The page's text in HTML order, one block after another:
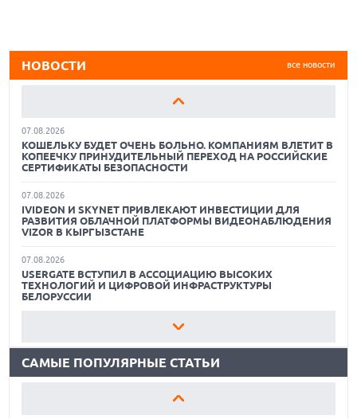
все новости
НОВОСТИ
МИЛЛИАРДОВ
ЛЕГЧЕ И БЫСТРЕЕ: «ИНАЧЕ МЫ НЕ ВЫЖИВЕМ»
07.08.2026
КОШЕЛЬКУ БУДЕТ ОЧЕНЬ БОЛЬНО. КОМПАНИЯМ ВЛЕТИТ В
КОПЕЕЧКУ ПРИНУДИТЕЛЬНЫЙ ПЕРЕХОД НА РОССИЙСКИЕ
СЕРТИФИКАТЫ БЕЗОПАСНОСТИ
07.08.2026
IVIDEON И SKYNET ПРИВЛЕКАЮТ ИНВЕСТИЦИИ ДЛЯ
РАЗВИТИЯ ОБЛАЧНОЙ ПЛАТФОРМЫ ВИДЕОНАБЛЮДЕНИЯ
VIZOR В КЫРГЫЗСТАНЕ
07.08.2026
USERGATE ВСТУПИЛ В АССОЦИАЦИЮ ВЫСОКИХ
ТЕХНОЛОГИЙ И ЦИФРОВОЙ ИНФРАСТРУКТУРЫ
БЕЛОРУССИИ
СЧИТАТЬ НАЦИОНАЛЬНЫМИ
07.08.2026
САМЫЕ ПОПУЛЯРНЫЕ СТАТЬИ
САМЫЕ ЛЕГКИЕ НОУТБУКИ С ДИСКРЕТНОЙ ГРАФИКОЙ:
ВЫБОР ZOOM
ПУТЕШЕСТВИЯ ЛЕТОМ: ВЫБОР ZOOM